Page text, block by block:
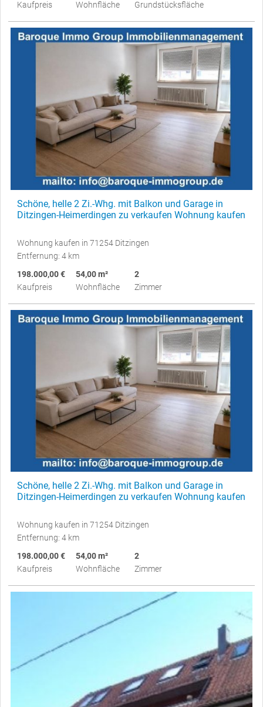
Kaufpreis Wohnfläche Grundstücksfläche
Schöne, helle 2 Zi.-Whg. mit Balkon und Garage in
Ditzingen-Heimerdingen zu verkaufen Wohnung kaufen
Wohnung kaufen in 71254 Ditzingen
Entfernung: 4 km
198.000,00 €
Kaufpreis
54,00 m²
Wohnfläche
2
Zimmer
Schöne, helle 2 Zi.-Whg. mit Balkon und Garage in
Ditzingen-Heimerdingen zu verkaufen Wohnung kaufen
Wohnung kaufen in 71254 Ditzingen
Entfernung: 4 km
198.000,00 €
Kaufpreis
54,00 m²
Wohnfläche
2
Zimmer